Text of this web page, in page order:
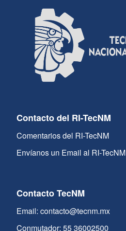
Contacto del RI-TecNM
Comentarios del RI-TecNM
Envíanos un Email al RI-TecNM
Contacto TecNM
Email: contacto@tecnm.mx
Conmutador: 55 36002500